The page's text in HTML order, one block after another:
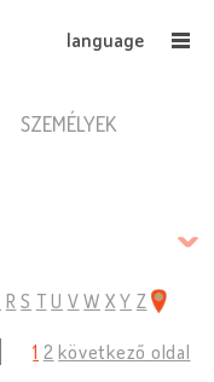
language
SZEMÉLYEK
R S T U V W X Y Z
1 2 következő oldal